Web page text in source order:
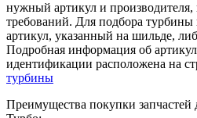
нужный артикул и
требований. Для подбора турбины
артикул, указанный на шильде,
Подробная информация об
идентификации расположена на
турбины
Преимущества покупки